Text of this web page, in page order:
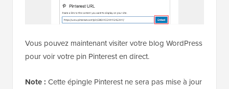
Vous pouvez maintenant visiter votre blog WordPress
pour voir votre pin Pinterest en direct.
Note : Cette épingle Pinterest ne sera pas mise à jour